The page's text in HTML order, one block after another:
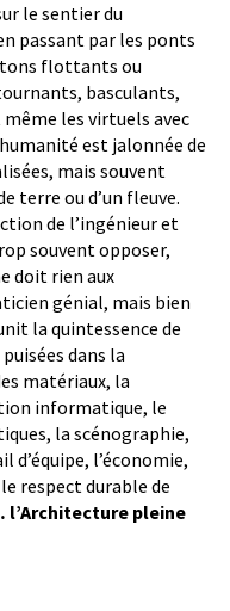
le sentier du
passant par les ponts
flottants ou
basculants,
les virtuels avec
est jalonnée de
mais souvent
terre ou d’un fleuve.
de l’ingénieur et
souvent opposer,
doit rien aux
génial, mais bien
la quintessence de
dans la
matériaux, la
informatique, le
la scénographie,
l’économie,
respect durable de
pleine